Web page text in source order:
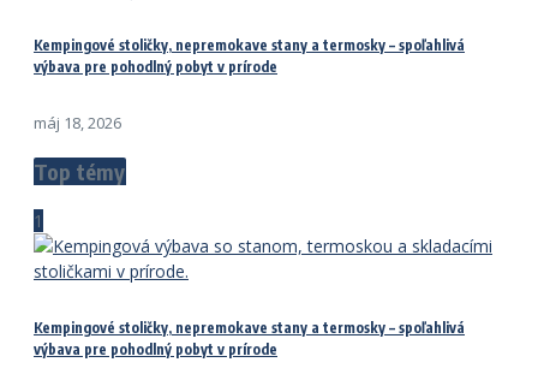
Kempingové stoličky, nepremokave stany a termosky – spoľahlivá
výbava pre pohodlný pobyt v prírode
máj 18, 2026
Top témy
1
Kempingové stoličky, nepremokave stany a termosky – spoľahlivá
výbava pre pohodlný pobyt v prírode